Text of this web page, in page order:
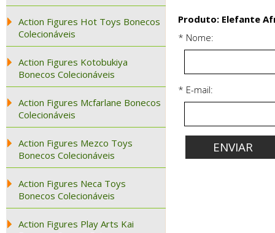
Action Figures Hot Toys Bonecos
Colecionáveis
Action Figures Kotobukiya
Bonecos Colecionáveis
Action Figures Mcfarlane Bonecos
Colecionáveis
Action Figures Mezco Toys
Bonecos Colecionáveis
Action Figures Neca Toys
Bonecos Colecionáveis
Action Figures Play Arts Kai
Produto: Elefante
* Nome:
* E-mail: